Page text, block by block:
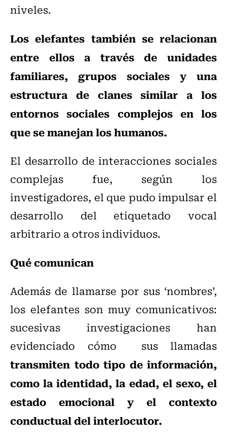
niveles.
Los elefantes también se relacionan
entre ellos a través de unidades
familiares, grupos sociales y una
estructura de clanes similar a los
entornos sociales complejos en los
que se manejan los humanos.
El desarrollo de interacciones sociales
complejas fue, según los
investigadores, el que pudo impulsar el
desarrollo del etiquetado vocal
arbitrario a otros individuos.
Qué comunican
Además de llamarse por sus ‘nombres’,
los elefantes son muy comunicativos:
sucesivas investigaciones han
evidenciado cómo sus llamadas
transmiten todo tipo de información,
como la identidad, la edad, el sexo, el
estado emocional y el contexto
conductual del interlocutor.